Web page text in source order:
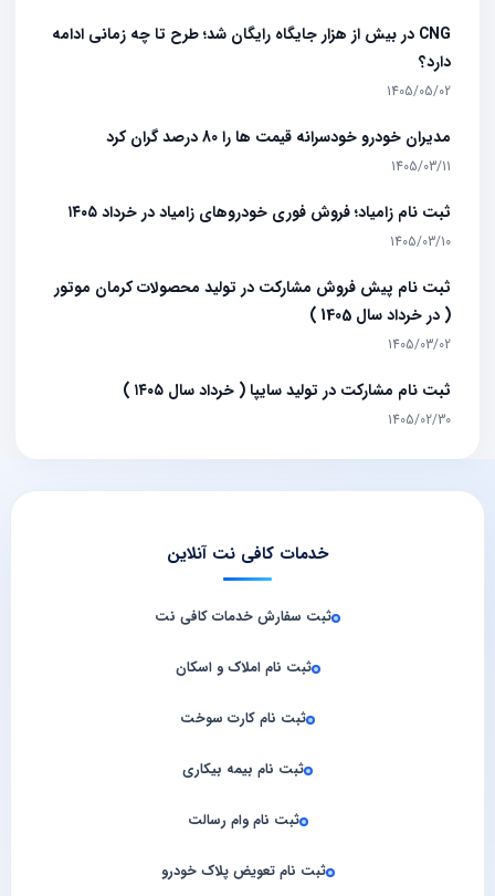
CNG در بیش از هزار جایگاه رایگان شد؛ طرح تا چه زمانی ادامه
دارد؟
1405/05/02
مدیران خودرو خودسرانه قیمت ها را 80 درصد گران کرد
1405/03/11
ثبت نام زامیاد؛ فروش فوری خودروهای زامیاد در خرداد ۱۴۰۵
1405/03/10
ثبت نام پیش فروش مشارکت در تولید محصولات کرمان موتور
( در خرداد سال 1405 )
1405/03/02
ثبت نام مشارکت در تولید سایپا ( خرداد سال ۱۴۰۵ )
1405/02/30
خدمات کافی نت آنلاین
ثبت سفارش خدمات کافی‌ نت
ثبت نام املاک و اسکان
ثبت نام کارت سوخت
ثبت نام بیمه بیکاری
ثبت نام وام رسالت
ثبت نام تعویض پلاک خودرو